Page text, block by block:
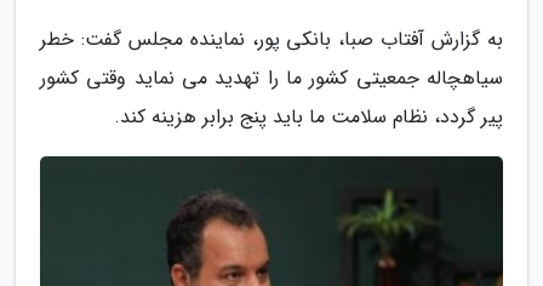
به گزارش آفتاب صبا، بانکی پور، نماینده مجلس گفت: خطر
سیاهچاله جمعیتی کشور ما را تهدید می نماید وقتی کشور
پیر گردد، نظام سلامت ما باید پنج برابر هزینه کند.